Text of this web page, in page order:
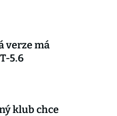
verze má
5.6
klub chce